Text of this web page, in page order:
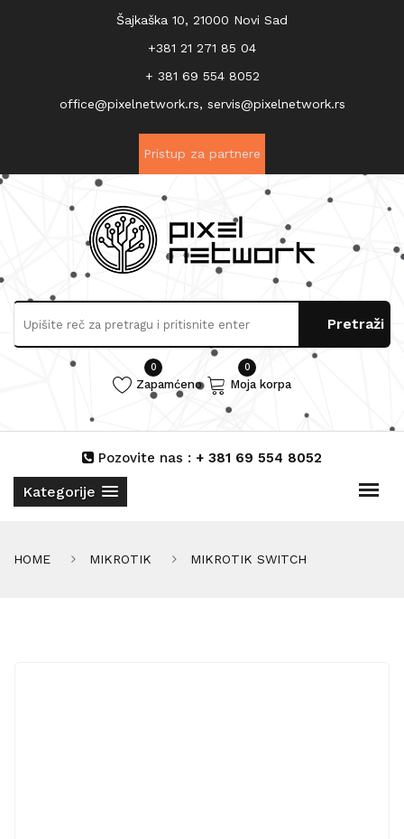
Šajkaška 10, 21000 Novi Sad
+381 21 271 85 04
+ 381 69 554 8052
office@pixelnetwork.rs, servis@pixelnetwork.rs
Pristup za partnere
0
Zapamćeno
0
Moja korpa
Kategorije
Pozovite nas : + 381 69 554 8052
HOME MIKROTIK MIKROTIK SWITCH